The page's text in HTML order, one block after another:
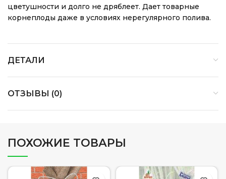
цветушности и долго не дряблеет. Дает товарные
корнеплоды даже в условиях нерегулярного полива.
ДЕТАЛИ
ОТЗЫВЫ (0)
ПОХОЖИЕ ТОВАРЫ